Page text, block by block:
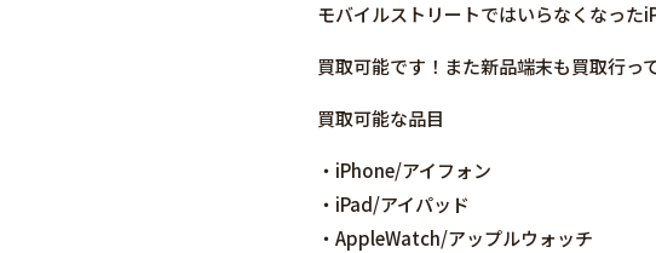
モバイルストリートではいらなくなっ
買取可能です！また新品端末も買取行っ
買取可能な品目
・iPhone/アイフォン
・iPad/アイパッド
・AppleWatch/アップルウォッチ